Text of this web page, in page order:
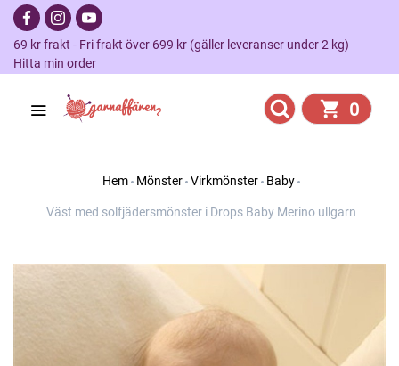
69 kr frakt - Fri frakt över 699 kr (gäller leveranser under 2 kg)
Hitta min order
0
Hem Mönster Virkmönster Baby
Väst med solfjädersmönster i Drops Baby Merino ullgarn